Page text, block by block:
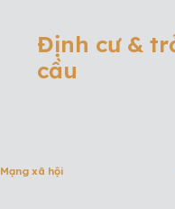
Định cư &
cầu
Mạng xã hội